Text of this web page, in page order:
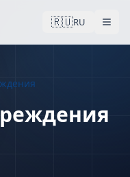
🇷🇺RU